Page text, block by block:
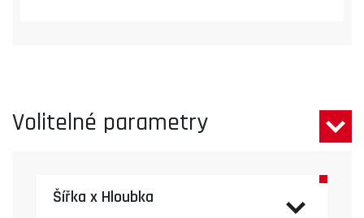
Volitelné parametry
Šířka x Hloubka